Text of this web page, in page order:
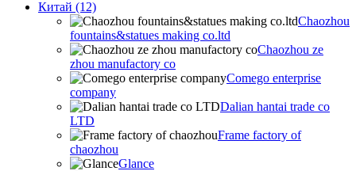
Китай (12)
Chaozhou
fountains&statues making co.ltd
Chaozhou ze
zhou manufactory co
Comego enterprise
company
Dalian hantai trade co
LTD
Frame factory of
chaozhou
Glance